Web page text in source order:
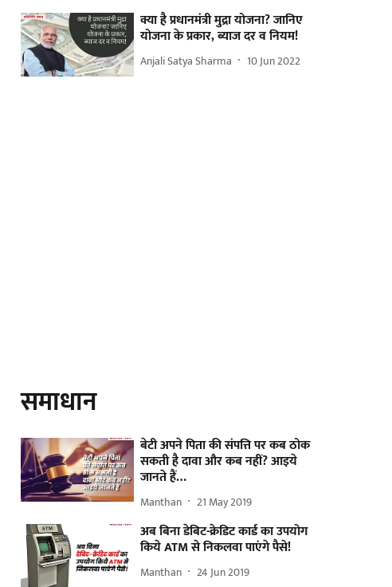
क्या है प्रधानमंत्री मुद्रा योजना? जानिए
योजना के प्रकार, ब्याज दर व नियम!
Anjali Satya Sharma 10 Jun 2022
समाधान
बेटी अपने पिता की संपत्ति पर कब ठोक
सकती है दावा और कब नहीं? आइये
जानते हैं…
Manthan 21 May 2019
अब बिना डेबिट-क्रेडिट कार्ड का उपयोग
किये ATM से निकलवा पाएंगे पैसे!
Manthan 24 Jun 2019